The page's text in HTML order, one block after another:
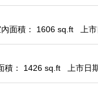
面積： 1606 sq.ft 上
積： 1426 sq.ft 上市日